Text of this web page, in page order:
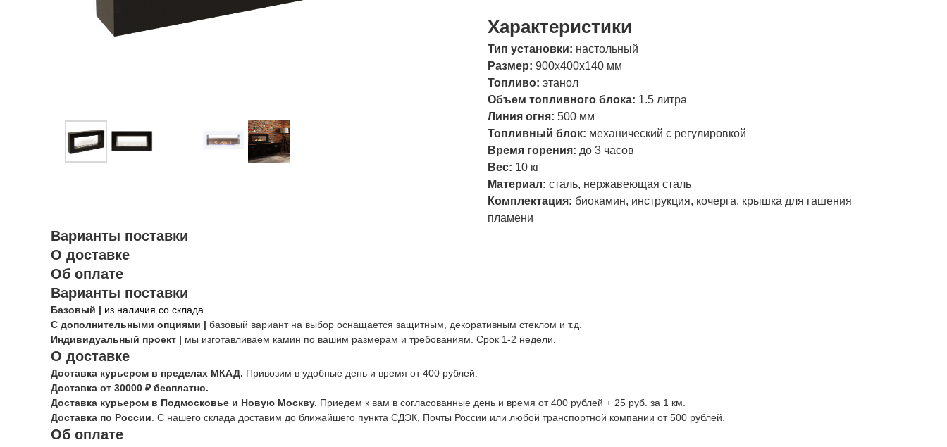
Характеристики
Тип установки: настольный
Размер: 900х400х140 мм
Топливо: этанол
Объем топливного блока: 1.5 литра
Линия огня: 500 мм
Топливный блок: механический с регулировкой
Время горения: до 3 часов
Вес: 10 кг
Материал: сталь, нержавеющая сталь
Комплектация: биокамин, инструкция, кочерга, крышка для гашения
пламени
Варианты поставки
О доставке
Об оплате
Варианты поставки
Базовый | из наличия со склада
С дополнительными опциями | базовый вариант на выбор оснащается защитным, декоративным стеклом и т.д.
Индивидуальный проект | мы изготавливаем камин по вашим размерам и требованиям. Срок 1-2 недели.
О доставке
Доставка курьером в пределах МКАД. Привозим в удобные день и время от 400 рублей.
Доставка от 30000 ₽ бесплатно.
Доставка курьером в Подмосковье и Новую Москву. Приедем к вам в согласованные день и время от 400 рублей + 25 руб. за 1 км.
Доставка по России. С нашего склада доставим до ближайшего пункта СДЭК, Почты России или любой транспортной компании от 500 рублей.
Об оплате